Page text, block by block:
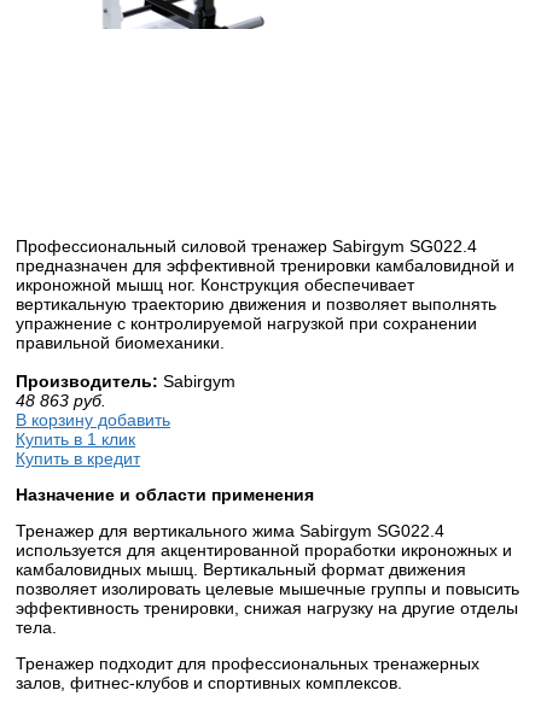
Профессиональный силовой тренажер Sabirgym SG022.4
предназначен для эффективной тренировки камбаловидной и
икроножной мышц ног. Конструкция обеспечивает
вертикальную траекторию движения и позволяет выполнять
упражнение с контролируемой нагрузкой при сохранении
правильной биомеханики.
Производитель: Sabirgym
48 863 руб.
В корзину добавить
Купить в 1 клик
Купить в кредит
Назначение и области применения
Тренажер для вертикального жима Sabirgym SG022.4
используется для акцентированной проработки икроножных и
камбаловидных мышц. Вертикальный формат движения
позволяет изолировать целевые мышечные группы и повысить
эффективность тренировки, снижая нагрузку на другие отделы
тела.
Тренажер подходит для профессиональных тренажерных
залов, фитнес-клубов и спортивных комплексов.